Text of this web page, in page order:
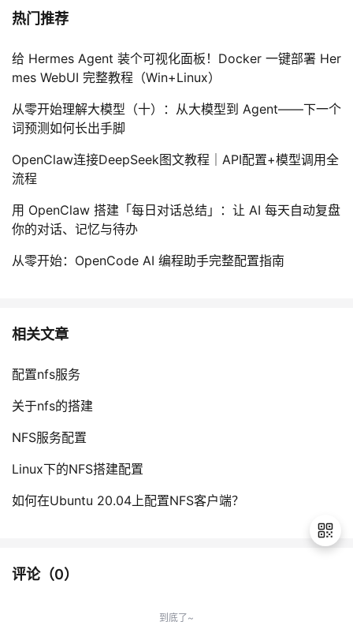
热门推荐
给 Hermes Agent 装个可视化面板！Docker 一键部署 Her
mes WebUI 完整教程（Win+Linux）
从零开始理解大模型（十）：从大模型到 Agent——下一个
词预测如何长出手脚
OpenClaw连接DeepSeek图文教程｜API配置+模型调用全
流程
用 OpenClaw 搭建「每日对话总结」：让 AI 每天自动复盘
你的对话、记忆与待办
从零开始：OpenCode AI 编程助手完整配置指南
相关文章
配置nfs服务
关于nfs的搭建
NFS服务配置
Linux下的NFS搭建配置
如何在Ubuntu 20.04上配置NFS客户端？
评论（0）
到底了~